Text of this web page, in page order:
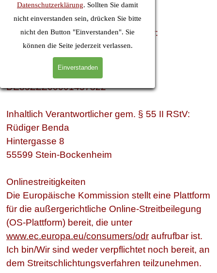
Datenschutzerklärung. Sollten Sie damit
nicht einverstanden sein, drücken Sie bitte
nicht den Button "Einverstanden". Sie
können die Seite jederzeit verlassen.
Einverstanden
Handelsregister Mainz HRA 42117.
Umsatzsteueridentifikationsnummer:
DE289930419
DE85ZZZ00001437822
Inhaltlich Verantwortlicher gem. § 55 II RStV:
Rüdiger Benda
Hintergasse 8
55599 Stein-Bockenheim
Onlinestreitigkeiten
Die Europäische Kommission stellt eine Plattform
für die außergerichtliche Online-Streitbeilegung
(OS-Plattform) bereit, die unter
www.ec.europa.eu/consumers/odr aufrufbar ist.
Ich bin/Wir sind weder verpflichtet noch bereit, an
dem Streitschlichtungsverfahren teilzunehmen.